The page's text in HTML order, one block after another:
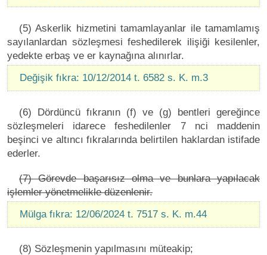
(5) Askerlik hizmetini tamamlayanlar ile tamamlamış
sayılanlardan sözleşmesi feshedilerek ilişiği kesilenler,
yedekte erbaş ve er kaynağına alınırlar.
Değişik fıkra: 10/12/2014 t. 6582 s. K. m.3
(6) Dördüncü fıkranın (f) ve (g) bentleri gereğince
sözleşmeleri idarece feshedilenler 7 nci maddenin
beşinci ve altıncı fıkralarında belirtilen haklardan istifade
ederler.
(7) Görevde başarısız olma ve bunlara yapılacak
işlemler yönetmelikle düzenlenir.
Mülga fıkra: 12/06/2024 t. 7517 s. K. m.44
(8) Sözleşmenin yapılmasını müteakip;